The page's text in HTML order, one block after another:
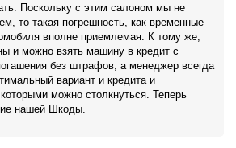
Поскольку с этим салоном мы не
то такая погрешность, как временные
вполне приемлемая. К тому же,
и можно взять машину в кредит с
без штрафов, а менеджер всегда
вариант и кредита и
можно столкнуться. Теперь
нашей Шкоды.